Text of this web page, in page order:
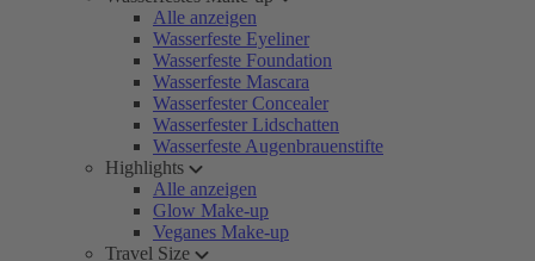
Alle anzeigen
Wasserfeste Eyeliner
Wasserfeste Foundation
Wasserfeste Mascara
Wasserfester Concealer
Wasserfester Lidschatten
Wasserfeste Augenbrauenstifte
Highlights
Alle anzeigen
Glow Make-up
Veganes Make-up
Travel Size